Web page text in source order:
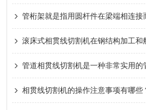
管桁架就是指用圆杆件在梁端相连接
管道相贯线切割机是一种非常实用的
相贯线切割机的操作注意事项有哪些